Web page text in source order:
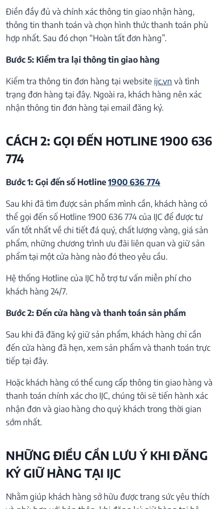
Điền đầy đủ và chính xác thông tin giao nhận hàng,
thông tin thanh toán và chọn hình thức thanh toán phù
hợp nhất. Sau đó chọn “Hoàn tất đơn hàng”.
Bước 5: Kiểm tra lại thông tin giao hàng
Kiểm tra thông tin đơn hàng tại website ijc.vn và tình
trạng đơn hàng tại đây. Ngoài ra, khách hàng nên xác
nhận thông tin đơn hàng tại email đăng ký.
CÁCH 2: GỌI ĐẾN HOTLINE 1900 636
774
Bước 1: Gọi đến số Hotline1900 636 774
Sau khi đã tìm được sản phẩm mình cần, khách hàng có
thể gọi đến số Hotline 1900 636 774 của IJC để được tư
vấn tốt nhất về chi tiết đá quý, chất lượng vàng, giá sản
phẩm, những chương trình ưu đãi liên quan và giữ sản
phẩm tại một cửa hàng nào đó theo yêu cầu.
Hệ thống Hotline của IJC hỗ trợ tư vấn miễn phí cho
khách hàng 24/7.
Bước 2: Đến cửa hàng và thanh toán sản phẩm
Sau khi đã đăng ký giữ sản phẩm, khách hàng chỉ cần
đến cửa hàng đã hẹn, xem sản phẩm và thanh toán trực
tiếp tại đây.
Hoặc khách hàng có thể cung cấp thông tin giao hàng và
thanh toán chính xác cho IJC, chúng tôi sẽ tiến hành xác
nhận đơn và giao hàng cho quý khách trong thời gian
sớm nhất.
NHỮNG ĐIỀU CẦN LƯU Ý KHI ĐĂNG
KÝ GIỮ HÀNG TẠI IJC
Nhằm giúp khách hàng sở hữu được trang sức yêu thích